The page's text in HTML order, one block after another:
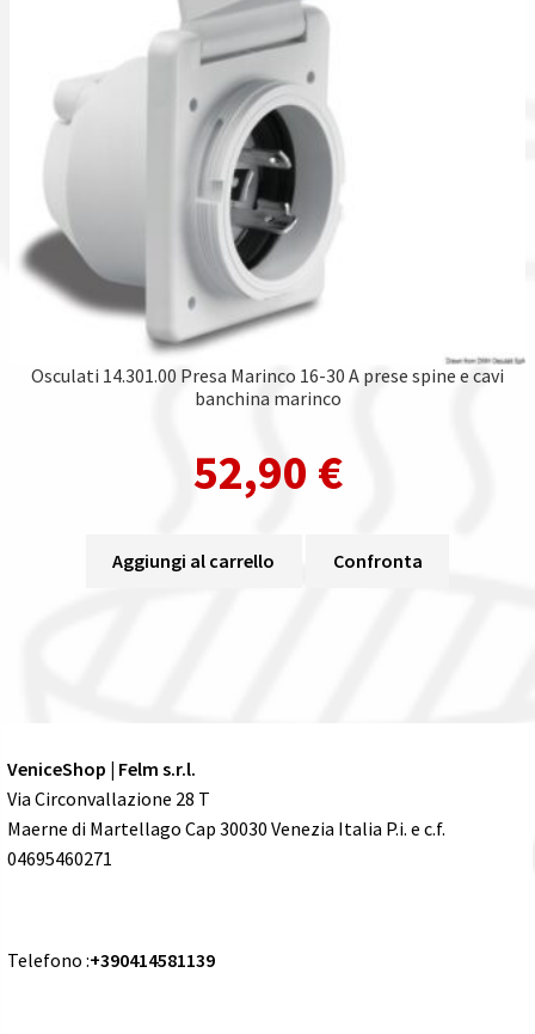
Osculati 14.301.00 Presa Marinco 16-30 A prese spine e cavi
banchina marinco
52,90 €
Aggiungi al carrello Confronta
VeniceShop | Felm s.r.l.
Via Circonvallazione 28 T
Maerne di Martellago Cap 30030 Venezia Italia P.i. e c.f.
04695460271
Telefono :+390414581139